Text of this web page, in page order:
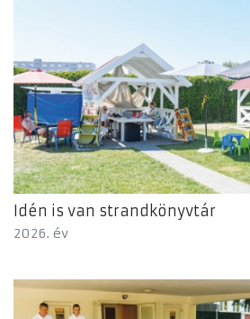
Idén is van strandkönyvtár
2026. év